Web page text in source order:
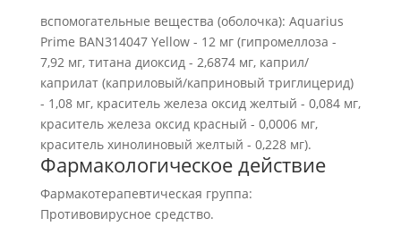
вспомогательные вещества (оболочка): Aquarius
Prime BAN314047 Yellow - 12 мг (гипромеллоза -
7,92 мг, титана диоксид - 2,6874 мг, каприл/
каприлат (каприловый/каприновый триглицерид)
- 1,08 мг, краситель железа оксид желтый - 0,084 мг,
краситель железа оксид красный - 0,0006 мг,
краситель хинолиновый желтый - 0,228 мг).
Фармакологическое действие
Фармакотерапевтическая группа:
Противовирусное средство.